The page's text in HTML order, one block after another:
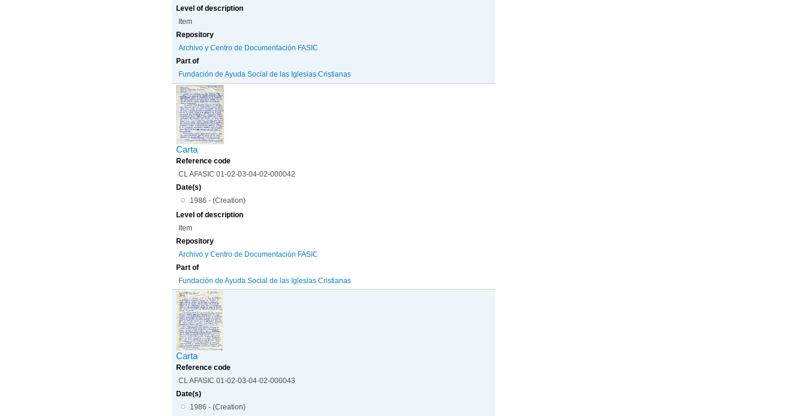
Level of description
Item
Repository
Archivo y Centro de Documentación FASIC
Part of
Fundación de Ayuda Social de las Iglesias Cristianas
Carta
Reference code
CL AFASIC 01-02-03-04-02-000042
Date(s)
1986 - (Creation)
Level of description
Item
Repository
Archivo y Centro de Documentación FASIC
Part of
Fundación de Ayuda Social de las Iglesias Cristianas
Carta
Reference code
CL AFASIC 01-02-03-04-02-000043
Date(s)
1986 - (Creation)